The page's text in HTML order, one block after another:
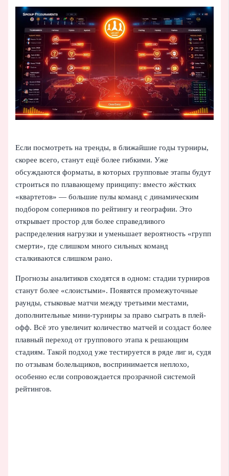
Если посмотреть на тренды, в ближайшие годы турниры,
скорее всего, станут ещё более гибкими. Уже
обсуждаются форматы, в которых групповые этапы будут
строиться по плавающему принципу: вместо жёстких
«квартетов» — большие пулы команд с динамическим
подбором соперников по рейтингу и географии. Это
открывает простор для более справедливого
распределения нагрузки и уменьшает вероятность «групп
смерти», где слишком много сильных команд
сталкиваются слишком рано.
Прогнозы аналитиков сходятся в одном: стадии турниров
станут более «слоистыми». Появятся промежуточные
раунды, стыковые матчи между третьими местами,
дополнительные мини-турниры за право сыграть в плей-
офф. Всё это увеличит количество матчей и создаст более
плавный переход от группового этапа к решающим
стадиям. Такой подход уже тестируется в ряде лиг и, судя
по отзывам болельщиков, воспринимается неплохо,
особенно если сопровождается прозрачной системой
рейтингов.